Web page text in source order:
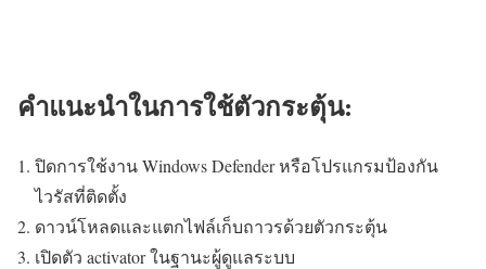
คำแนะนำในการใช้ตัวกระตุ้น:
ปิดการใช้งาน Windows Defender หรือโปรแกรมป้องกัน
ไวรัสที่ติดตั้ง
ดาวน์โหลดและแตกไฟล์เก็บถาวรด้วยตัวกระตุ้น
เปิดตัว activator ในฐานะผู้ดูแลระบบ